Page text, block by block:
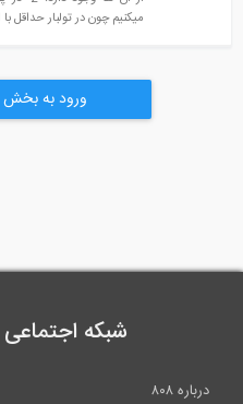
میکنیم چون در تولبار حداقل
ورود به
شبکه اجتماعی
درباره ۸۰۸